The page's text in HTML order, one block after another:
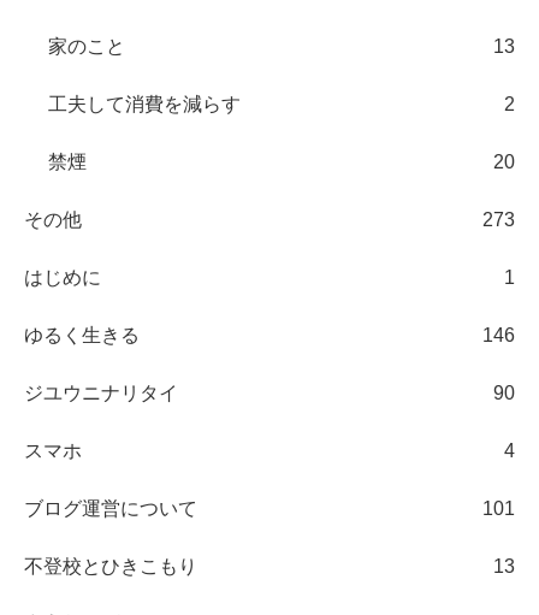
家のこと 13
工夫して消費を減らす 2
禁煙 20
その他 273
はじめに 1
ゆるく生きる 146
ジユウニナリタイ 90
スマホ 4
ブログ運営について 101
不登校とひきこもり 13